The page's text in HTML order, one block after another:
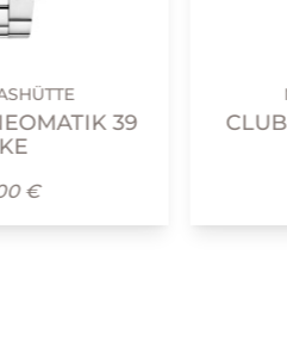
39
€